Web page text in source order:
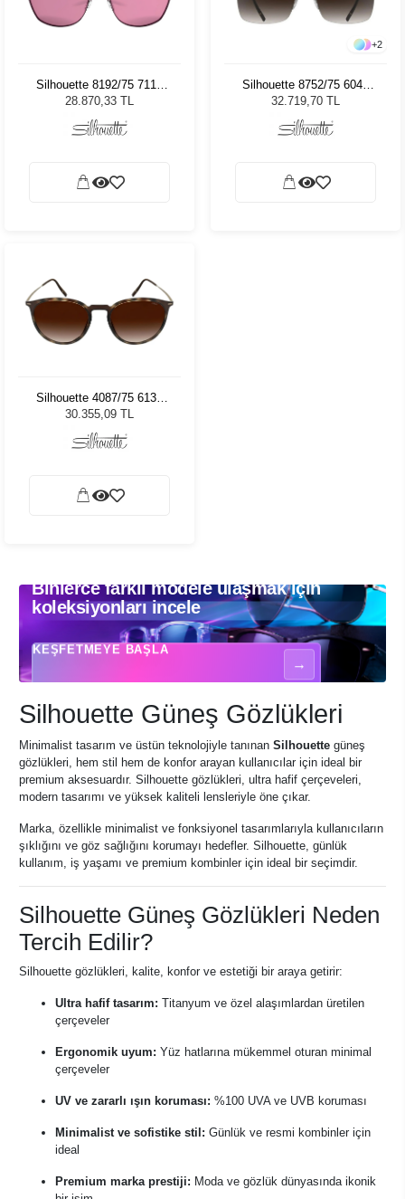
Silhouette 8192/75 7110
Kadın Güneş Gözlüğü
28.870,33 TL
+2
Silhouette 8752/75 6040
Kadın Güneş Gözlüğü
32.719,70 TL
Silhouette 4087/75 6130
Kadın Güneş Gözlüğü
30.355,09 TL
Binlerce farklı modele ulaşmak için koleksiyonları incele - Güneş
Binlerce farklı modele ulaşmak için
koleksiyonları incele
KEŞFETMEYE BAŞLA
→
Silhouette Güneş Gözlükleri
Minimalist tasarım ve üstün teknolojiyle tanınan Silhouette güneş
gözlükleri, hem stil hem de konfor arayan kullanıcılar için ideal bir
premium aksesuardır. Silhouette gözlükleri, ultra hafif çerçeveleri,
modern tasarımı ve yüksek kaliteli lensleriyle öne çıkar.
Marka, özellikle minimalist ve fonksiyonel tasarımlarıyla kullanıcıların
şıklığını ve göz sağlığını korumayı hedefler. Silhouette, günlük
kullanım, iş yaşamı ve premium kombinler için ideal bir seçimdir.
Silhouette Güneş Gözlükleri Neden
Tercih Edilir?
Silhouette gözlükleri, kalite, konfor ve estetiği bir araya getirir:
Ultra hafif tasarım: Titanyum ve özel alaşımlardan üretilen
çerçeveler
Ergonomik uyum: Yüz hatlarına mükemmel oturan minimal
çerçeveler
UV ve zararlı ışın koruması: %100 UVA ve UVB koruması
Minimalist ve sofistike stil: Günlük ve resmi kombinler için
ideal
Premium marka prestiji: Moda ve gözlük dünyasında ikonik